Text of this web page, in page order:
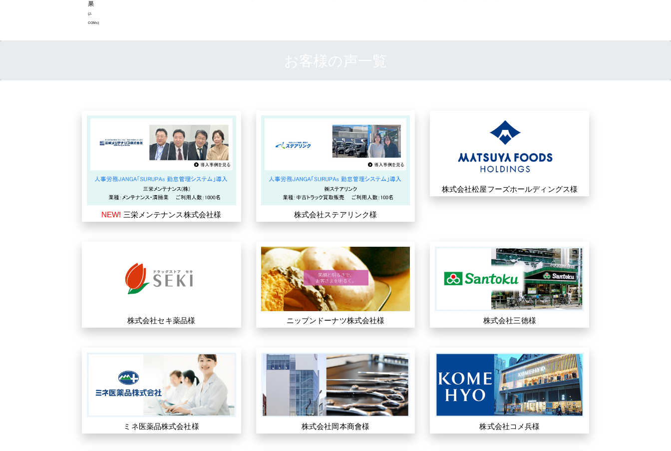
果
(J-
COMs)
NEW! 三栄メンテナンス株式会社様 株式会社ステアリンク様
株式会社松屋フーズホールディングス様
株式会社セキ薬品様 ニップンドーナツ株式会社様 株式会社三徳様
ミネ医薬品株式会社様 株式会社岡本商會様 株式会社コメ兵様